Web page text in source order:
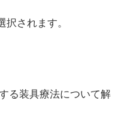
択されます。
る装具療法について解